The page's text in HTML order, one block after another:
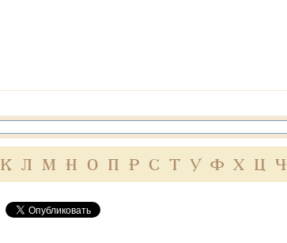
К Л М Н О П Р С Т У Ф Х Ц Ч